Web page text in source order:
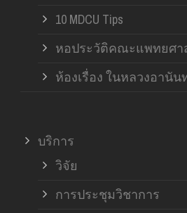
10 MDCU Tips
หอประวัติคณะแพทยศา
ห้องเรื่อง ในหลวงอานัน
บริการ
วิจัย
การประชุมวิชาการ